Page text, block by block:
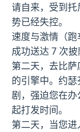
请自来，受到
势已经失控。
速度与激情（跑
成功送达 7 次披
第二天，去比
的引擎中。约
剧，强迫您在
起打发时间。
第二天，当您